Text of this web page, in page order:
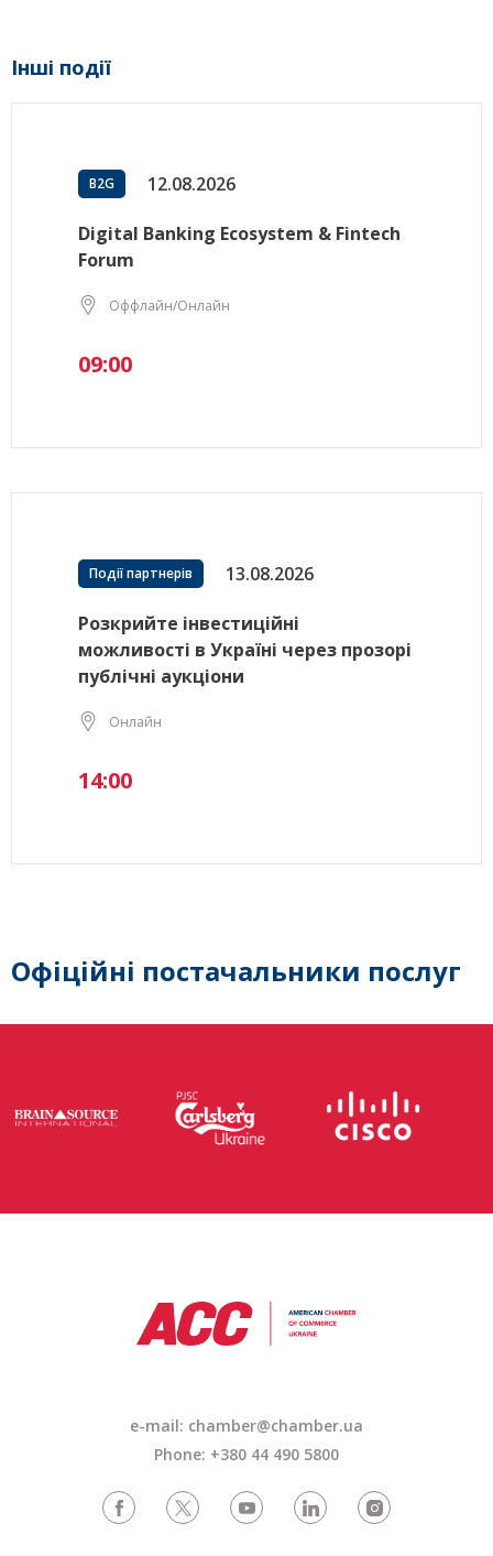
Інші події
B2G 12.08.2026
Digital Banking Ecosystem & Fintech
Forum
Оффлайн/Онлайн
09:00
Події партнерів 13.08.2026
Розкрийте інвестиційні
можливості в Україні через прозорі
публічні аукціони
Онлайн
14:00
Офіційні постачальники послуг
e-mail: chamber@chamber.ua
Phone: +380 44 490 5800